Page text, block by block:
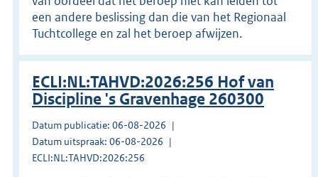
een andere beslissing dan die van het Regionaal
Tuchtcollege en zal het beroep afwijzen.
ECLI:NL:TAHVD:2026:256 Hof van
Discipline 's Gravenhage 260300
Datum publicatie: 06-08-2026
Datum uitspraak: 06-08-2026
ECLI:NL:TAHVD:2026:256